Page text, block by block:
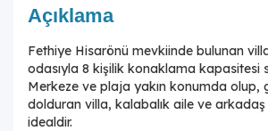
Açıklama
Fethiye Hisarönü mevkiinde bulunan
odasıyla 8 kişilik konaklama kapasitesi
Merkeze ve plaja yakın konumda olup,
dolduran villa, kalabalık aile ve arkadaş
idealdir.